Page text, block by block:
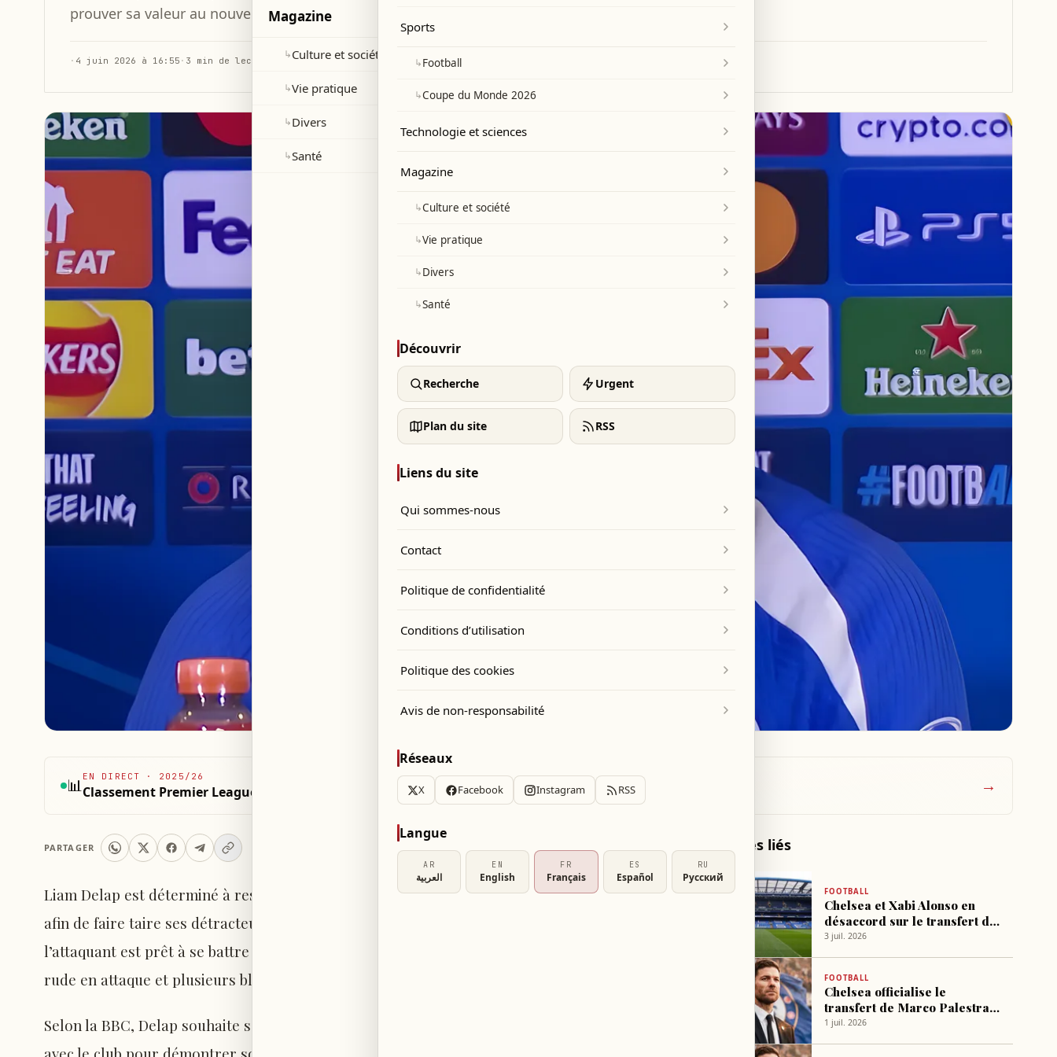
prouver sa valeur au nouvel entraîneur Xabi Alonso.
· 4 juin 2026 à 16:55 · 3 min de lecture
📊EN DIRECT · 2025/26
Classement Premier League 2025/26 →
PARTAGER
Liam Delap est déterminé à rester à Chelsea pour « au moins une saison supplémentaire »
afin de faire taire ses détracteurs après une première saison décevante. Âgé de 23 ans,
l’attaquant est prêt à se battre pour sa place à l’ouest de Londres malgré une concurrence
rude en attaque et plusieurs blessures survenues à des moments clés.
Selon la BBC, Delap souhaite s’imposer à Chelsea et envisage de prolonger son aventure
Articles liés
FOOTBALL
Chelsea et Xabi Alonso en
désaccord sur le transfert de
Granit Xhaka à 25 millions £
3 juil. 2026
FOOTBALL
Chelsea officialise le
transfert de Marco Palestra à
47 millions £, début de l’ère
1 juil. 2026
Magazine
↳Culture et société
↳Vie pratique
↳Divers
↳Santé
Sports
↳Football
↳Coupe du Monde 2026
Technologie et sciences
Magazine
↳Culture et société
↳Vie pratique
↳Divers
↳Santé
Découvrir
Recherche Urgent
Plan du site RSS
Liens du site
Qui sommes-nous
Contact
Politique de confidentialité
Conditions d’utilisation
Politique des cookies
Avis de non-responsabilité
Réseaux
X Facebook Instagram RSS
Langue
AR
العربية
EN
English
FR
Français
ES
Español
RU
Русский